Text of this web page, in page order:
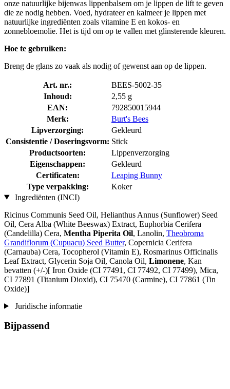
onze natuurlijke bijenwas lippenbalsem om je lippen de lift te geven
die ze nodig hebben. Voed, hydrateer en kalmeer je lippen met
natuurlijke ingrediënten zoals vitamine E en kokos- en
zonnebloemolie. Het is tijd om op te vallen met glinsterende kleuren.
Hoe te gebruiken:
Breng de glans zo vaak als nodig of gewenst aan op de lippen.
Art. nr.:
BEES-5002-35
Inhoud:
2,55 g
EAN:
792850015944
Merk:
Burt's Bees
Lipverzorging:
Gekleurd
Consistentie / Doseringsvorm: Stick
Productsoorten:
Lippenverzorging
Eigenschappen:
Gekleurd
Certificaten:
Leaping Bunny
Type verpakking:
Koker
Ingrediënten (INCI)
Ricinus Communis Seed Oil, Helianthus Annus (Sunflower) Seed
Oil, Cera Alba (White Beeswax) Extract, Euphorbia Cerifera
(Candelilla) Cera, Mentha Piperita Oil, Lanolin, Theobroma
Grandiflorum (Cupuacu) Seed Butter, Copernicia Cerifera
(Carnauba) Cera, Tocopherol (Vitamin E), Rosmarinus Officinalis
Leaf Extract, Glycerin Soja Oil, Canola Oil, Limonene, Kan
bevatten (+/-)[ Iron Oxide (CI 77491, CI 77492, CI 77499), Mica,
CI 77891 (Titanium Dioxid), CI 75470 (Carmine), CI 77861 (Tin
Oxide)]
Juridische informatie
Bijpassend